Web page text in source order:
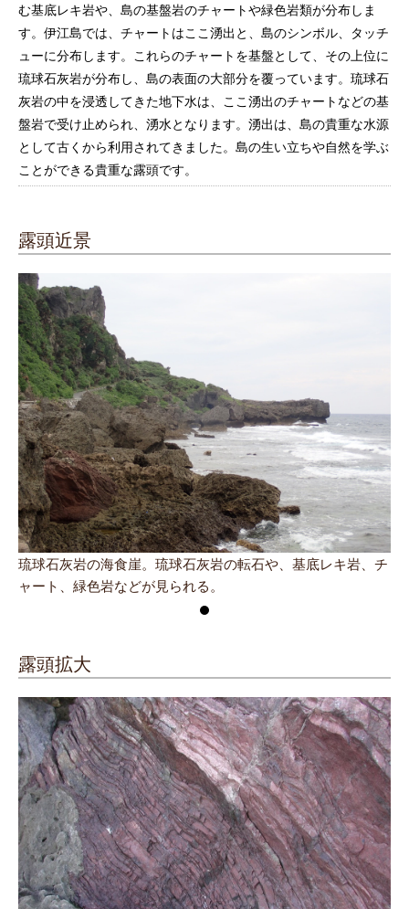
む基底レキ岩や、島の基盤岩のチャートや緑色岩類が分布しま
す。伊江島では、チャートはここ湧出と、島のシンボル、タッチ
ューに分布します。これらのチャートを基盤として、その上位に
琉球石灰岩が分布し、島の表面の大部分を覆っています。琉球石
灰岩の中を浸透してきた地下水は、ここ湧出のチャートなどの基
盤岩で受け止められ、湧水となります。湧出は、島の貴重な水源
として古くから利用されてきました。島の生い立ちや自然を学ぶ
ことができる貴重な露頭です。
露頭近景
琉球石灰岩の海食崖。琉球石灰岩の転石や、基底レキ岩、チ
ャート、緑色岩などが見られる。
露頭拡大